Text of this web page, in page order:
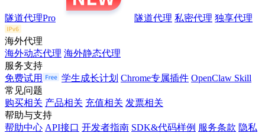
隧道代理Pro 隧道代理 私密代理 独享代理
海外代理
海外动态代理 海外静态代理
服务支持
免费试用
学生成长计划 Chrome专属插件 OpenClaw Skill
常见问题
购买相关 产品相关 充值相关 发票相关
帮助与支持
帮助中心 API接口 开发者指南 SDK&代码样例 服务条款 隐私